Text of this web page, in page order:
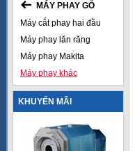
MÁY PHAY GỖ
Máy cắt phay hai đầu
Máy phay lăn răng
Máy phay Makita
Máy phay khác
KHUYẾN MÃI